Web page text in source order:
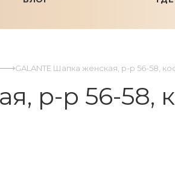
GALANTE Шапка женская, р-р 56-58,
р-р 56-58,